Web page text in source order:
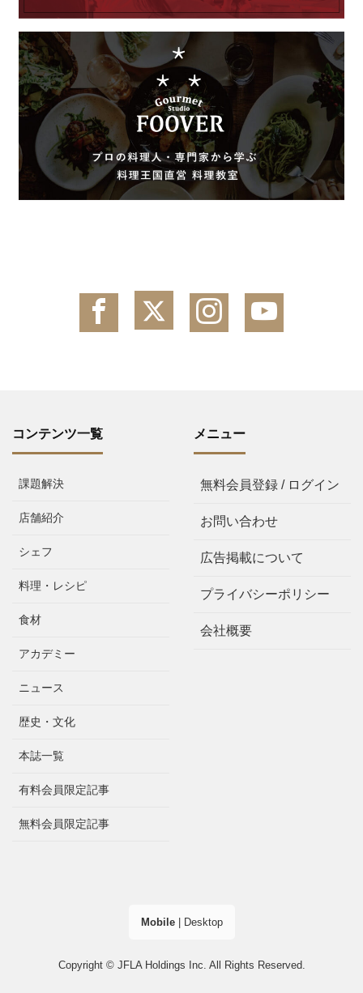
コンテンツ一覧
課題解決
店舗紹介
シェフ
料理・レシピ
食材
アカデミー
ニュース
歴史・文化
本誌一覧
有料会員限定記事
無料会員限定記事
メニュー
無料会員登録 / ログイン
お問い合わせ
広告掲載について
プライバシーポリシー
会社概要
Mobile| Desktop
Copyright © JFLA Holdings Inc. All Rights Reserved.